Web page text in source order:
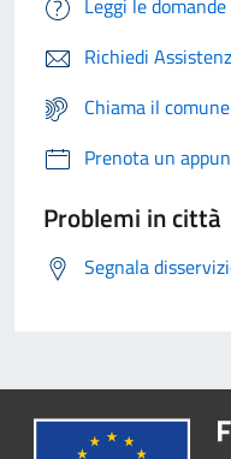
Leggi le
Richiedi
Chiama il
Prenota un
Problemi in città
Segnala